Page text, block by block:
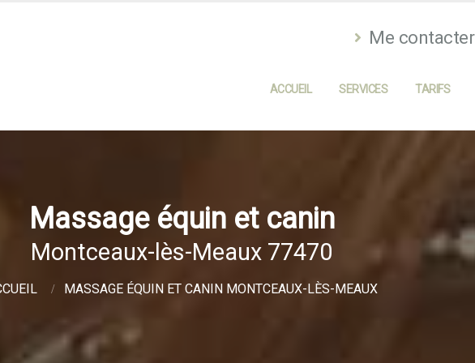
Me contacter
ACCUEIL SERVICES TARIFS
Massage équin et canin
Montceaux-lès-Meaux 77470
MASSAGE ÉQUIN ET CANIN MONTCEAUX-LÈS-MEAUX